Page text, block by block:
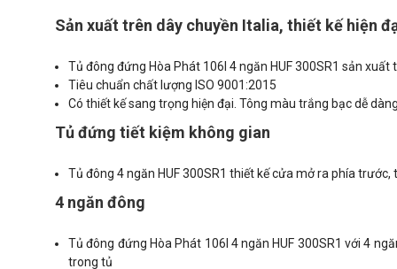
Sản xuất trên dây chuyền Italia, thiết kế hiện
Tủ đông đứng Hòa Phát 106l 4 ngăn HUF 300SR1 sản xuất
Tiêu chuẩn chất lượng ISO 9001:2015
Có thiết kế sang trọng hiện đại. Tông màu trắng bạc dễ
Tủ đứng tiết kiệm không gian
Tủ đông 4 ngăn HUF 300SR1 thiết kế cửa mở ra phía
4 ngăn đông
Tủ đông đứng Hòa Phát 106l 4 ngăn HUF 300SR1 với 4
trong tủ